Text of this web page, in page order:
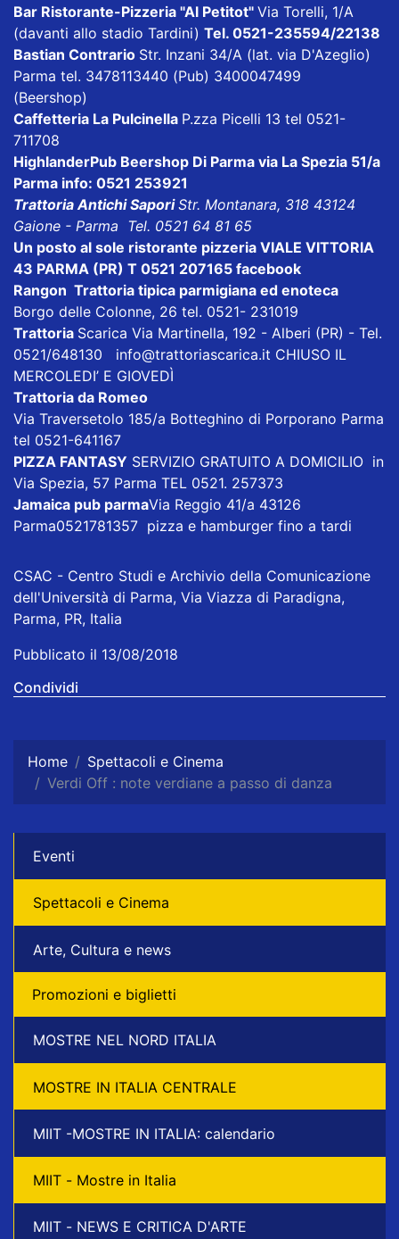
Bar Ristorante-Pizzeria "Al Petitot" Via Torelli, 1/A
(davanti allo stadio Tardini) Tel. 0521-235594/22138
Bastian Contrario Str. Inzani 34/A (lat. via D'Azeglio)
Parma tel. 3478113440 (Pub) 3400047499
(Beershop)
Caffetteria La Pulcinella P.zza Picelli 13 tel 0521-
711708
HighlanderPub Beershop Di Parma via La Spezia 51/a
Parma info: 0521 253921
Trattoria Antichi SaporiStr. Montanara, 318 43124
Gaione - Parma Tel. 0521 64 81 65
Un posto al sole ristorante pizzeria VIALE VITTORIA
43 PARMA (PR) T 0521 207165 facebook
Rangon Trattoria tipica parmigiana ed enoteca
Borgo delle Colonne, 26 tel. 0521- 231019
Trattoria Scarica Via Martinella, 192 - Alberi (PR) - Tel.
0521/648130 info@trattoriascarica.it CHIUSO IL
MERCOLEDI’ E GIOVEDÌ
Trattoria da Romeo
Via Traversetolo 185/a Botteghino di Porporano Parma
tel 0521-641167
PIZZA FANTASY SERVIZIO GRATUITO A DOMICILIO in
Via Spezia, 57 Parma TEL 0521. 257373
Jamaica pub parmaVia Reggio 41/a 43126
Parma0521781357 pizza e hamburger fino a tardi
CSAC - Centro Studi e Archivio della Comunicazione
dell'Università di Parma, Via Viazza di Paradigna,
Parma, PR, Italia
Pubblicato il 13/08/2018
Condividi
Home
Spettacoli e Cinema
Verdi Off : note verdiane a passo di danza
Eventi
Spettacoli e Cinema
Arte, Cultura e news
Promozioni e biglietti
MOSTRE NEL NORD ITALIA
MOSTRE IN ITALIA CENTRALE
MIIT -MOSTRE IN ITALIA: calendario
MIIT - Mostre in Italia
MIIT - NEWS E CRITICA D'ARTE